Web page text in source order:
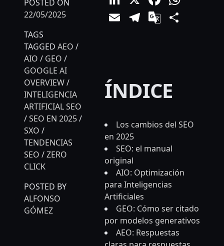
POSTED ON
22/05/2025
TAGS
TAGGED AEO /
AIO / GEO /
GOOGLE AI
OVERVIEW/
INTELIGENCIA
ARTIFICIAL SEO
/SEO EN 2025/
SXO /
TENDENCIAS
SEO /ZERO
CLICK
POSTED BY
ALFONSO
GÓMEZ
EmailTelegram
Google
ÍNDICE
Los cambios del SEO
en 2025
SEO: el manual
original
AIO: Optimización
para Inteligencias
Artificiales
GEO: Cómo ser citado
por modelos generativos
AEO: Respuestas